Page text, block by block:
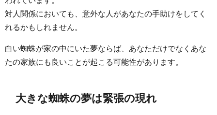
対人関係においても、意外な人があなたの手助けをしてく
れるかもしれません。
白い蜘蛛が家の中にいた夢ならば、あなただけでなくあな
たの家族にも良いことが起こる可能性があります。
大きな蜘蛛の夢は緊張の現れ